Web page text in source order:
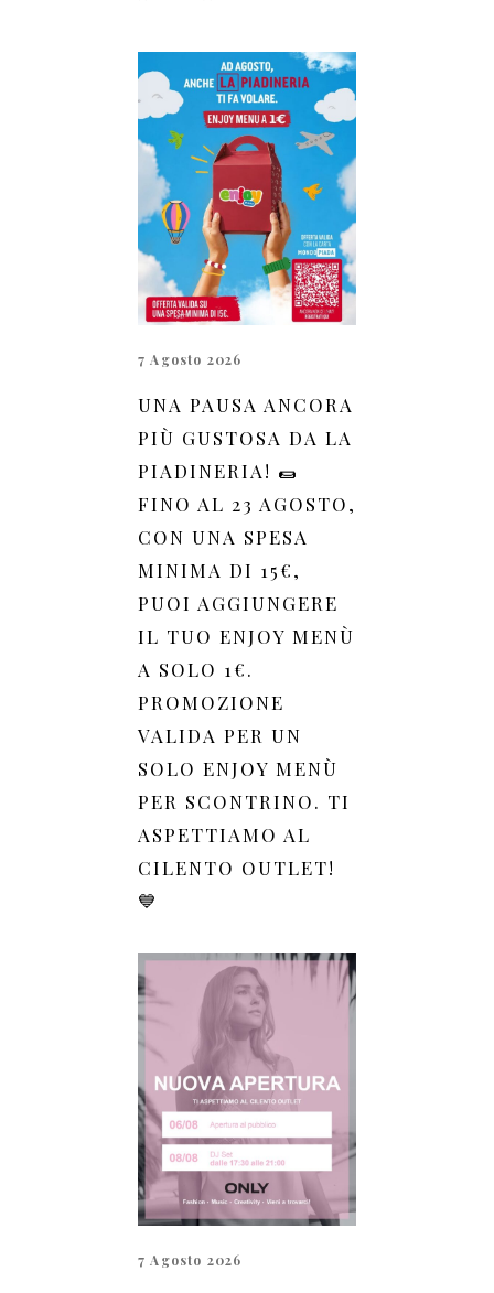
7 Agosto 2026
UNA PAUSA ANCORA
PIÙ GUSTOSA DA LA
PIADINERIA! 🌯
FINO AL 23 AGOSTO,
CON UNA SPESA
MINIMA DI 15€,
PUOI AGGIUNGERE
IL TUO ENJOY MENÙ
A SOLO 1€.
PROMOZIONE
VALIDA PER UN
SOLO ENJOY MENÙ
PER SCONTRINO. TI
ASPETTIAMO AL
CILENTO OUTLET!
💙
7 Agosto 2026